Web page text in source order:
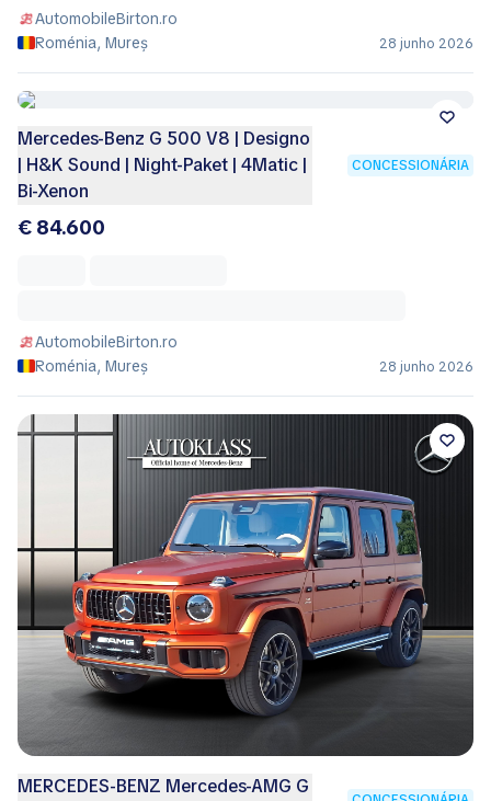
AutomobileBirton.ro
Roménia, Mureș
28 junho 2026
Mercedes-Benz G 500 V8 | Designo
| H&K Sound | Night-Paket | 4Matic |
Bi-Xenon
CONCESSIONÁRIA
€ 84.600
AutomobileBirton.ro
Roménia, Mureș
28 junho 2026
MERCEDES-BENZ Mercedes-AMG G